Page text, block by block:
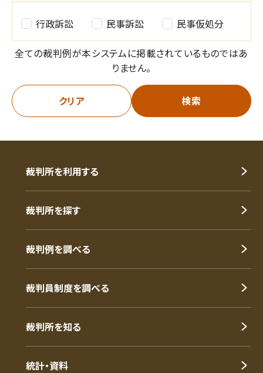
選
択
訴
訟
型
の
行政訴訟 民事訴訟 民事仮処分
全ての裁判例が本システムに掲載されているものではあ
りません。
クリア 検索
裁判所を利用する
裁判所を探す
裁判例を調べる
裁判員制度を調べる
裁判所を知る
統計・資料